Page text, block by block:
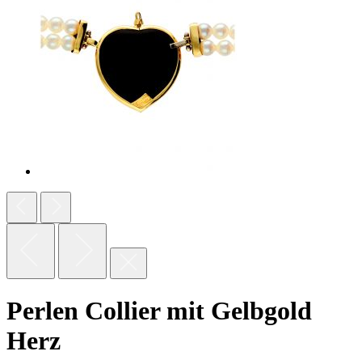
Perlen Collier mit Gelbgold
Herz